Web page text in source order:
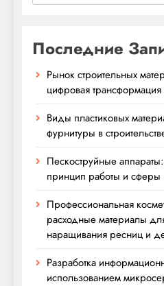
Последние
Рынок строительных
цифровая трансформация
Виды пластиковых
фурнитуры в
Пескоструйные
принцип работы и
Профессиональная
расходные материалы
наращивания ресниц и
Разработка
использованием